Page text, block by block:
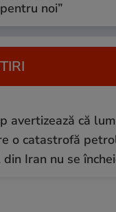
noi”
avertizează că
o catastrofă
Iran nu se